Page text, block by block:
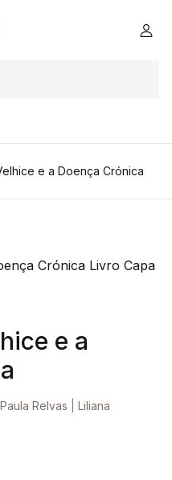
e a Doença Crónica
e a
Relvas
Liliana